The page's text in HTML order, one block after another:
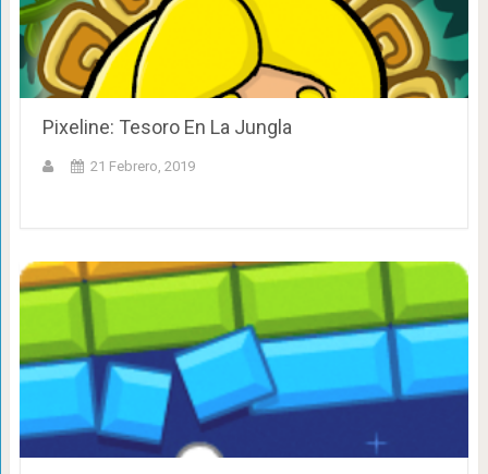
Pixeline: Tesoro En La Jungla
21 Febrero, 2019